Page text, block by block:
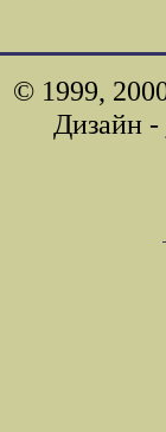
© 1999,
Дизайн -